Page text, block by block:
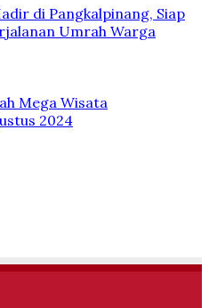
di Pangkalpinang, Siap
Umrah Warga
Mega Wisata
2024